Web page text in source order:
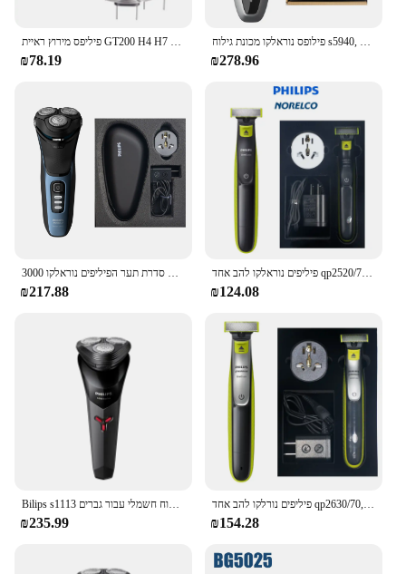
פיליפס מירוץ ראיית GT200 H4 H7 12V + 200% אור בהיר רכב הלוגן פנס מקורי אוטומטי מנורות גבוהה נמוך קרן ECE, 2pcs
₪78.19
פילופס נוראלקו מכונת גילוח s5940, רטוב ויבש, ללא אריזה מקורית, תשלום מהיר, מערכת להב דיוק
₪278.96
סדרת תער הפיליפים נוראלקו 3000 S3212, ללא קופסא מקורית, ציר 5D & ראשים, גילוח רטוב או יבש, להבים מנחם
₪217.88
פיליפים נוראלקו להב אחד qp2520/70, אין קופסא מקורית, רטוב/יבש עם 3 קוצים, עד 45 דקות של זמן שימוש
₪124.08
Bilips s1113 גילוח חשמלי עבור גברים usb טעינה אבקה נירוסטה להבים נירוסטה עיצוב ארגונומי ראש צף משולש צף מבוגרים
₪235.99
פיליפים נורלקו להב אחד qp2630/70, ללא תיבה מקורית, רטוב/יבש, עד 60 דקות של שימוש
₪154.28